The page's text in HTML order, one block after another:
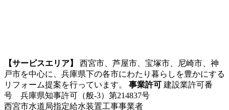
【サービスエリア】
西宮市、芦屋市、宝塚市、尼崎市、神
戸市を中心に、兵庫県下の各市にわたり暮らしを豊かにする
リフォーム提案を行っています。 事業許可 建設業許可番
号 兵庫県知事許可（般-3）第214837号
西宮市水道局指定給水装置工事事業者